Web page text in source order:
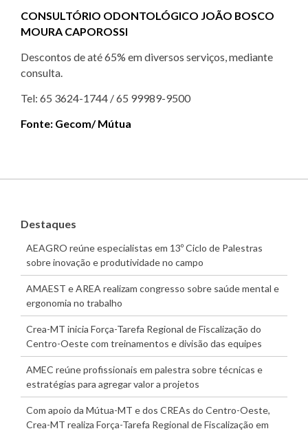
CONSULTÓRIO ODONTOLÓGICO JOÃO BOSCO
MOURA CAPOROSSI
Descontos de até 65% em diversos serviços, mediante
consulta.
Tel: 65 3624-1744 / 65 99989-9500
Fonte: Gecom/ Mútua
Destaques
AEAGRO reúne especialistas em 13º Ciclo de Palestras
sobre inovação e produtividade no campo
AMAEST e AREA realizam congresso sobre saúde mental e
ergonomia no trabalho
Crea-MT inicia Força-Tarefa Regional de Fiscalização do
Centro-Oeste com treinamentos e divisão das equipes
AMEC reúne profissionais em palestra sobre técnicas e
estratégias para agregar valor a projetos
Com apoio da Mútua-MT e dos CREAs do Centro-Oeste,
Crea-MT realiza Força-Tarefa Regional de Fiscalização em